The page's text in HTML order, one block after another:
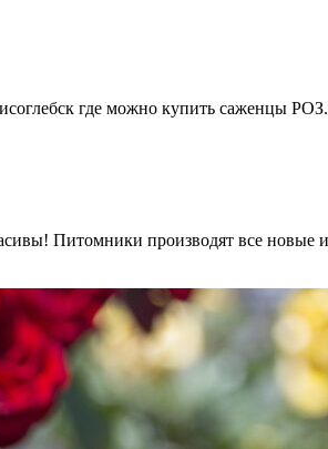
где можно купить саженцы РОЗ.
Питомники производят все новые